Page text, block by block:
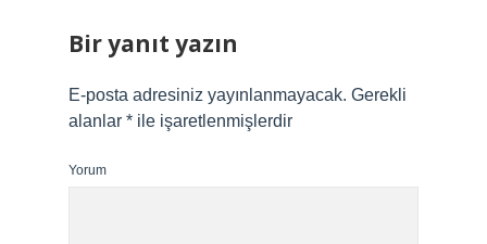
Bir yanıt yazın
E-posta adresiniz yayınlanmayacak. Gerekli
alanlar * ile işaretlenmişlerdir
Yorum